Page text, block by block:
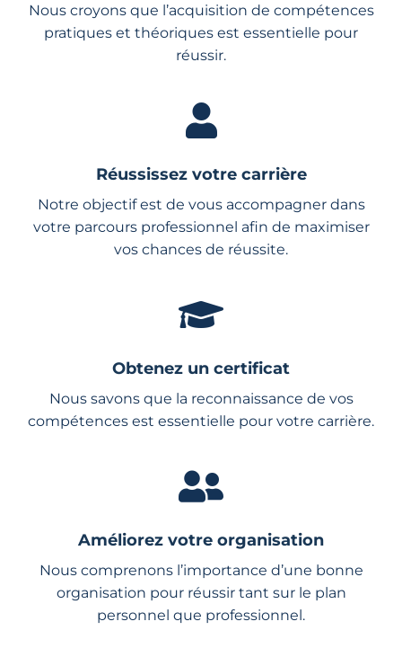
Nous croyons que l’acquisition de compétences
pratiques et théoriques est essentielle pour
réussir.
Réussissez votre carrière
Notre objectif est de vous accompagner dans
votre parcours professionnel afin de maximiser
vos chances de réussite.
Obtenez un certificat
Nous savons que la reconnaissance de vos
compétences est essentielle pour votre carrière.
Améliorez votre organisation
Nous comprenons l’importance d’une bonne
organisation pour réussir tant sur le plan
personnel que professionnel.